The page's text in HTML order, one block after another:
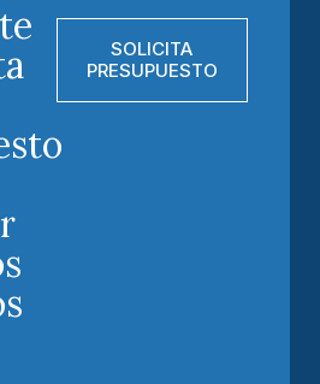
SOLICITA
PRESUPUESTO